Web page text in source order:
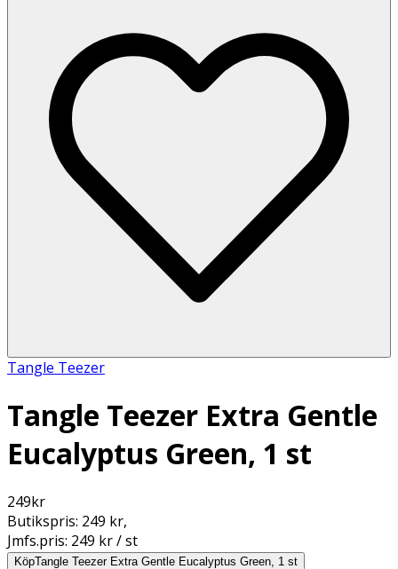
Tangle Teezer
Tangle Teezer Extra Gentle
Eucalyptus Green, 1 st
249kr
Butikspris: 249 kr,
Jmfs.pris: 249 kr / st
KöpTangle Teezer Extra Gentle Eucalyptus Green, 1 st